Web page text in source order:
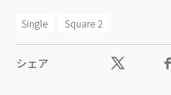
Single Square 2
シェア